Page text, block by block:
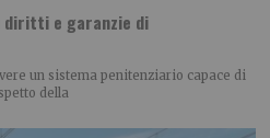
diritti e garanzie di
un sistema penitenziario capace di
della